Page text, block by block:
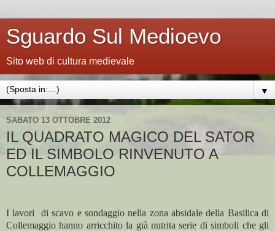
Sguardo Sul Medioevo
Sito web di cultura medievale
▼
SABATO 13 OTTOBRE 2012
IL QUADRATO MAGICO DEL SATOR
ED IL SIMBOLO RINVENUTO A
COLLEMAGGIO
I lavori di scavo e sondaggio nella zona absidale della Basilica di
Collemaggio hanno arricchito la già nutrita serie di simboli che gli